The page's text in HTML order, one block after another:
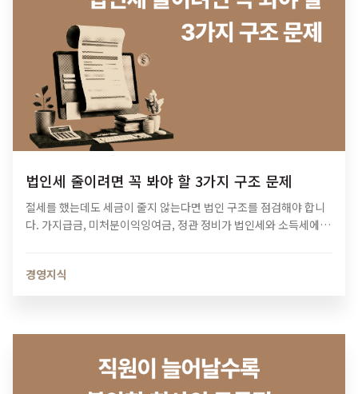
법인세 줄이려면 꼭 봐야 할 3가지 구조 문제
절세를 했는데도 세금이 줄지 않는다면 법인 구조를 점검해야 합니
다. 가지급금, 미처분이익잉여금, 정관 정비가 법인세와 소득세에 미
경영지식